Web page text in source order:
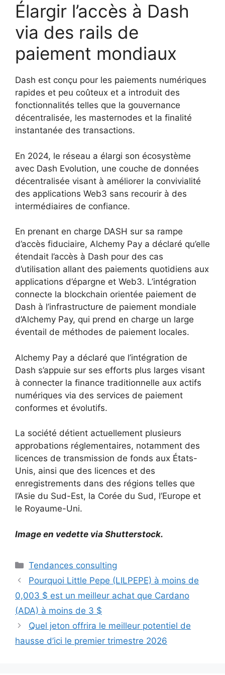
Élargir l’accès à Dash
via des rails de
paiement mondiaux
Dash est conçu pour les paiements numériques
rapides et peu coûteux et a introduit des
fonctionnalités telles que la gouvernance
décentralisée, les masternodes et la finalité
instantanée des transactions.
En 2024, le réseau a élargi son écosystème
avec Dash Evolution, une couche de données
décentralisée visant à améliorer la convivialité
des applications Web3 sans recourir à des
intermédiaires de confiance.
En prenant en charge DASH sur sa rampe
d’accès fiduciaire, Alchemy Pay a déclaré qu’elle
étendait l’accès à Dash pour des cas
d’utilisation allant des paiements quotidiens aux
applications d’épargne et Web3. L’intégration
connecte la blockchain orientée paiement de
Dash à l’infrastructure de paiement mondiale
d’Alchemy Pay, qui prend en charge un large
éventail de méthodes de paiement locales.
Alchemy Pay a déclaré que l’intégration de
Dash s’appuie sur ses efforts plus larges visant
à connecter la finance traditionnelle aux actifs
numériques via des services de paiement
conformes et évolutifs.
La société détient actuellement plusieurs
approbations réglementaires, notamment des
licences de transmission de fonds aux États-
Unis, ainsi que des licences et des
enregistrements dans des régions telles que
l’Asie du Sud-Est, la Corée du Sud, l’Europe et
le Royaume-Uni.
Image en vedette via Shutterstock.
Catégories
Tendances consulting
Pourquoi Little Pepe (LILPEPE) à moins de
0,003 $ est un meilleur achat que Cardano
(ADA) à moins de 3 $
Quel jeton offrira le meilleur potentiel de
hausse d’ici le premier trimestre 2026